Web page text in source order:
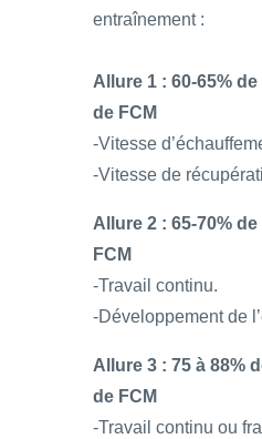
entraînement :
Allure 1 : 60-65%
de FCM
-Vitesse
-Vitesse de
Allure 2 : 65-70%
FCM
-Travail continu.
-Développement de
Allure 3 : 75 à 88%
de FCM
-Travail continu ou